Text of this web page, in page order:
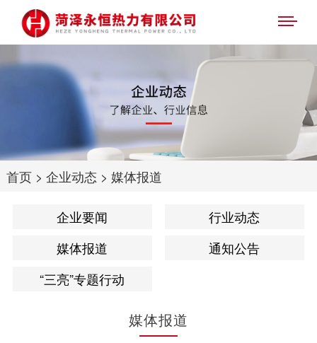
首页> 企业动态 > 媒体报道
企业要闻
行业动态
媒体报道
通知公告
“三亮”专题行动
媒体报道